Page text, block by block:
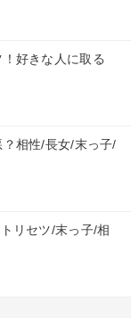
好きな人に取る
相性/長女/末っ子/
リセツ/末っ子/相